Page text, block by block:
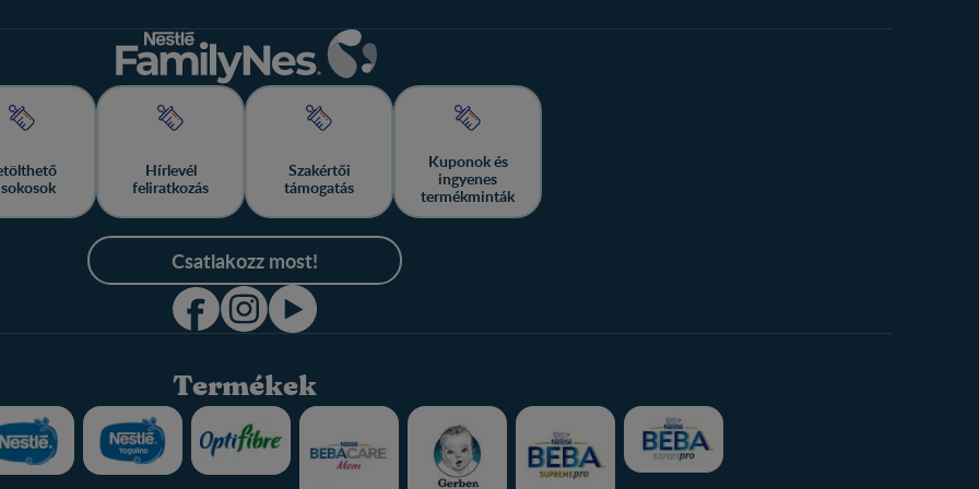
Hírlevél
feliratkozás
Szakértői
támogatás
Kuponok és
ingyenes
termékminták
Csatlakozz most!
Termékek